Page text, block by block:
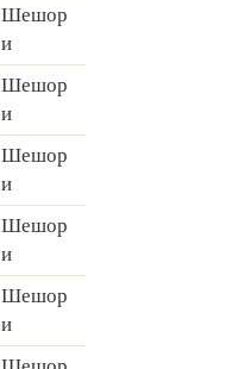
Шешор
и
Шешор
и
Шешор
и
Шешор
и
Шешор
и